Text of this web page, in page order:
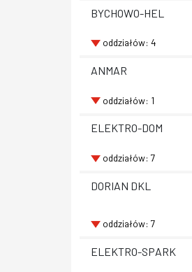
BYCHOWO-HEL
oddziałów: 4
ANMAR
oddziałów: 1
ELEKTRO-DOM
oddziałów: 7
DORIAN DKL
oddziałów: 7
ELEKTRO-SPARK